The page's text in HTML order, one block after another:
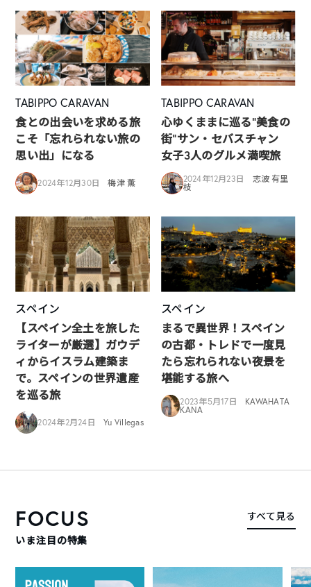
TABIPPO CARAVAN
食との出会いを求める旅
こそ「忘れられない旅の
思い出」になる
2024年12月30日 梅津 薫
TABIPPO CARAVAN
心ゆくままに巡る”美食の
街”サン・セバスチャン
女子3人のグルメ満喫旅
2024年12月23日
志波 有里
枝
スペイン
【スペイン全土を旅した
ライターが厳選】ガウデ
ィからイスラム建築ま
で。スペインの世界遺産
を巡る旅
2024年2月24日 Yu Villegas
スペイン
まるで異世界！スペイン
の古都・トレドで一度見
たら忘れられない夜景を
堪能する旅へ
2023年5月17日
KAWAHATA
KANA
FOCUS
いま注目の特集
すべて見る